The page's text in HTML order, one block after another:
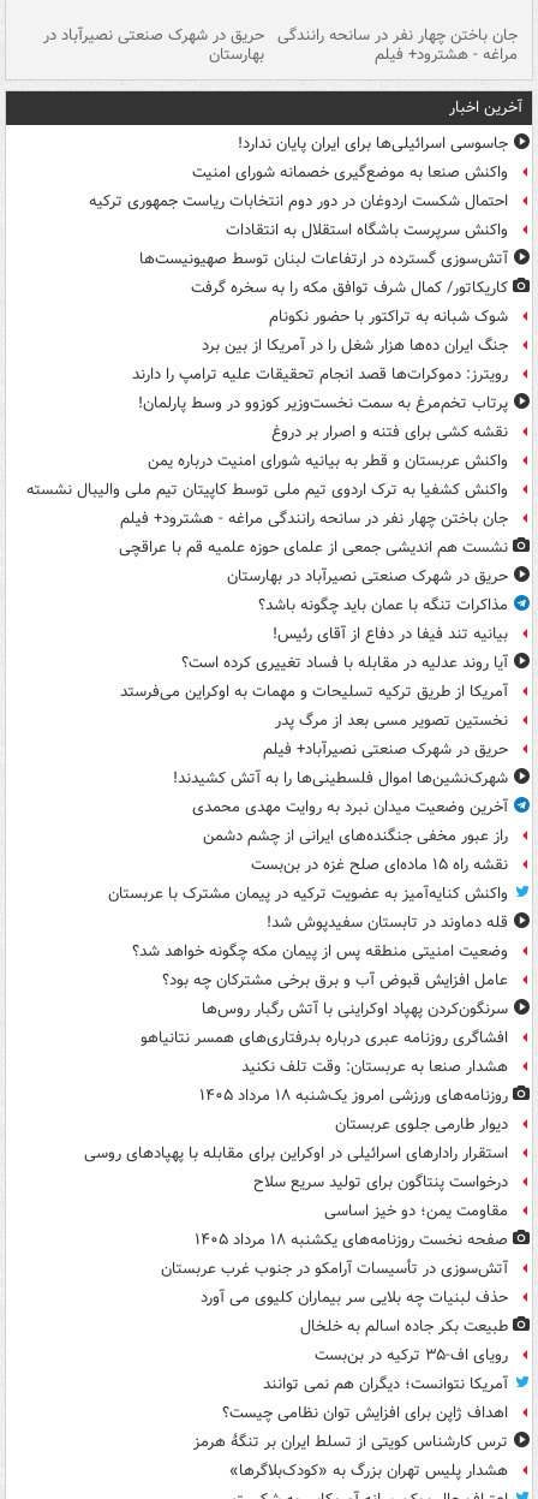
جان باختن چهار نفر در سانحه رانندگی
مراغه - هشترود+ فیلم
حریق در شهرک صنعتی نصیرآباد در
بهارستان
آخرین اخبار
جاسوسی اسرائیلی‌ها برای ایران پایان ندارد!
واکنش صنعا به موضع‌گیری خصمانه شورای امنیت
احتمال شکست اردوغان در دور دوم انتخابات ریاست جمهوری ترکیه
واکنش سرپرست باشگاه استقلال به انتقادات
آتش‌سوزی گسترده در ارتفاعات لبنان توسط صهیونیست‌ها
کاریکاتور/ کمال شرف توافق مکه را به سخره گرفت
شوک شبانه به تراکتور با حضور نکونام
جنگ ایران ده‌ها هزار شغل را در آمریکا از بین برد
رویترز: دموکرات‌ها قصد انجام تحقیقات علیه ترامپ را دارند
پرتاب تخم‌مرغ به سمت نخست‌وزیر کوزوو در وسط پارلمان!
نقشه کشی برای فتنه و اصرار بر دروغ
واکنش عربستان و قطر به بیانیه شورای امنیت درباره یمن
واکنش کشفیا به ترک اردوی تیم ملی توسط کاپیتان تیم ملی والیبال نشسته
جان باختن چهار نفر در سانحه رانندگی مراغه - هشترود+ فیلم
نشست هم اندیشی جمعی از علمای حوزه علمیه قم با عراقچی
حریق در شهرک صنعتی نصیرآباد در بهارستان
مذاکرات تنگه با عمان باید چگونه باشد؟
بیانیه تند فیفا در دفاع از آقای رئیس!
آیا روند عدلیه در مقابله با فساد تغییری کرده است؟
آمریکا از طریق ترکیه تسلیحات و مهمات به اوکراین می‌فرستد
نخستین تصویر مسی بعد از مرگ پدر
حریق در شهرک صنعتی نصیرآباد+ فیلم
شهرک‌نشین‌ها اموال فلسطینی‌ها را به آتش کشیدند!
آخرین وضعیت میدان نبرد به روایت مهدی محمدی
راز عبور مخفی جنگنده‌های ایرانی از چشم دشمن
نقشه راه ۱۵ ماده‌ای صلح غزه در بن‌بست
واکنش کنایه‌آمیز به عضویت ترکیه در پیمان مشترک با عربستان
قله دماوند در تابستان سفیدپوش شد!
وضعیت امنیتی منطقه پس از پیمان مکه چگونه خواهد شد؟
عامل افزایش قبوض آب و برق برخی مشترکان چه بود؟
سرنگون‌کردن پهپاد اوکراینی با آتش رگبار روس‌ها
افشاگری روزنامه عبری درباره بدرفتاری‌های همسر نتانیاهو
هشدار صنعا به عربستان: وقت تلف نکنید
روزنامه‌های ورزشی امروز یک‌شنبه ۱۸ مرداد ۱۴۰۵
دیوار طارمی جلوی عربستان
استقرار رادارهای اسرائیلی در اوکراین برای مقابله با پهپادهای روسی
درخواست پنتاگون برای تولید سریع سلاح
مقاومت یمن؛ دو خیز اساسی
صفحه نخست روزنامه‌های یکشنبه ۱۸ مرداد ۱۴۰۵
آتش‌سوزی در تأسیسات آرامکو در جنوب غرب عربستان
حذف لبنیات چه بلایی سر بیماران کلیوی می آورد
طبیعت بکر جاده اسالم به خلخال
رویای اف-۳۵ ترکیه در بن‌بست
آمریکا نتوانست؛ دیگران هم نمی توانند
اهداف ژاپن برای افزایش توان نظامی چیست؟
ترس کارشناس کویتی از تسلط ایران بر تنگۀ هرمز
هشدار پلیس تهران بزرگ به «کودک‌بلاگرها»